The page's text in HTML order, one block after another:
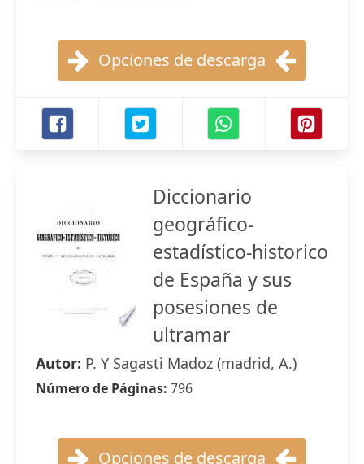
Opciones de descarga
Diccionario
geográfico-
estadístico-historico
de España y sus
posesiones de
ultramar
Autor: P. Y Sagasti Madoz (madrid, A.)
Número de Páginas: 796
Opciones de descarga